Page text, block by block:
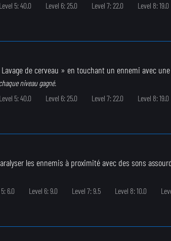
Level 5: 40.0 Level 6: 25.0 Level 7: 22.0 Level 8: 19.0
de cerveau » en touchant un ennemi avec
niveau gagné.
Level 5: 40.0 Level 6: 25.0 Level 7: 22.0 Level 8: 19.0
les ennemis à proximité avec des sons
6.0 Level 6: 9.0 Level 7: 9.5 Level 8: 10.0